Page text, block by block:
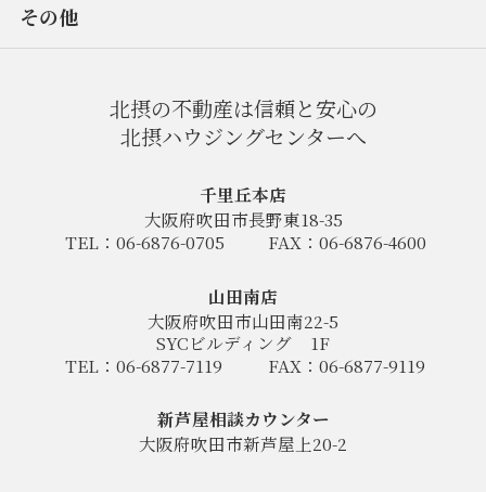
その他
北摂の不動産は信頼と安心の
北摂ハウジングセンターへ
千里丘本店
大阪府吹田市長野東18-35
TEL：06-6876-0705
FAX：06-6876-4600
山田南店
大阪府吹田市山田南22-5
SYCビルディング
1F
TEL：06-6877-7119
FAX：06-6877-9119
新芦屋相談カウンター
大阪府吹田市新芦屋上20-2